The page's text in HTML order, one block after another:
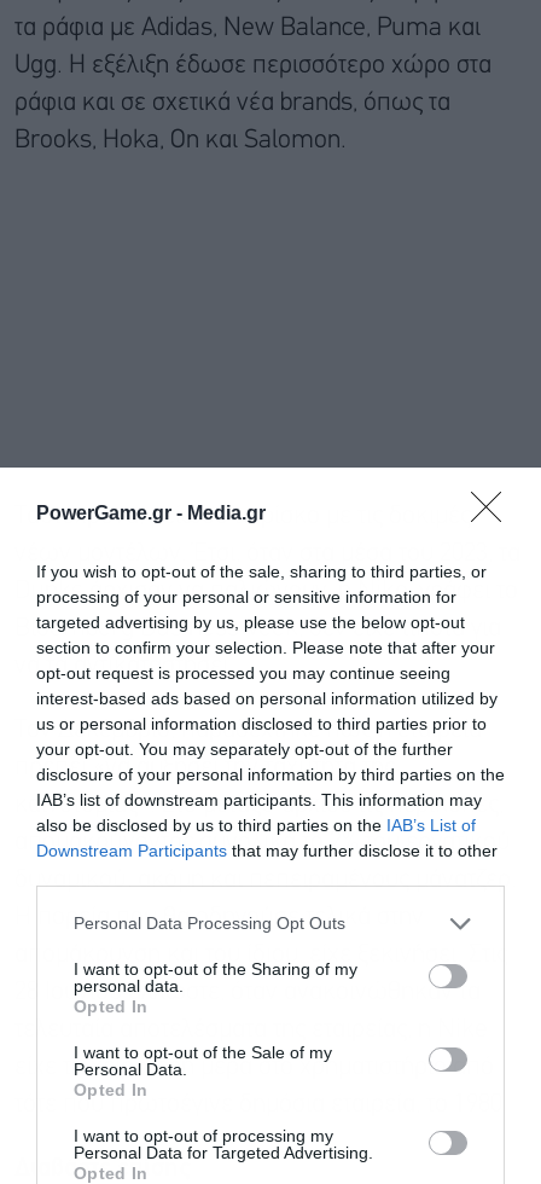
PowerGame.gr - Media.gr
If you wish to opt-out of the sale, sharing to third parties, or
processing of your personal or sensitive information for
targeted advertising by us, please use the below opt-out
section to confirm your selection. Please note that after your
opt-out request is processed you may continue seeing
interest-based ads based on personal information utilized by
us or personal information disclosed to third parties prior to
your opt-out. You may separately opt-out of the further
disclosure of your personal information by third parties on the
IAB’s list of downstream participants. This information may
also be disclosed by us to third parties on the IAB’s List of
Downstream Participants that may further disclose it to other
Personal Data Processing Opt Outs
I want to opt-out of the Sharing of my
personal data.
Opted In
I want to opt-out of the Sale of my
Personal Data.
Opted In
I want to opt-out of processing my
Personal Data for Targeted Advertising.
Opted In
τα ράφια με Adidas, New Balance, Puma και
Ugg. Η εξέλιξη έδωσε περισσότερο χώρο στα
ράφια και σε σχετικά νέα brands, όπως τα
Brooks, Hoka, On και Salomon.
Ταυτόχρονα, μείωσε το ρίσκο με τις δοκιμές
Dunks άρχισαν να παλιώνουν, η Nike, γράφει το
Bloomberg Businessweek, δεν είχε τίποτα για
να τα αντικαταστήσει.
Τον Δεκέμβριο, παραδέχτηκε πως η εταιρεία
πρέπει «να αυξήσει την ταχύτητα της
καινοτομίας». Στο μεταξύ άρχισε τις περικοπές,
απομακρύνοντας συνολικά το 2% του εργατικού
δυναμικού, ακόμη και πεπειραμένους μάνατζερ.
Η πορεία που θα οδηγούσε τελικά στην
28 Ιουνίου άλλωστε, όταν ανακοινώθηκαν τα
είχε τη χειρότερη μέρα στο χρηματιστήριο από
τότε που πρωτοέγινε δημόσια εταιρεία, το 1980.
Διαβάστε επίσης
Εγγραφή στο
και την πολιτική απορρήτου